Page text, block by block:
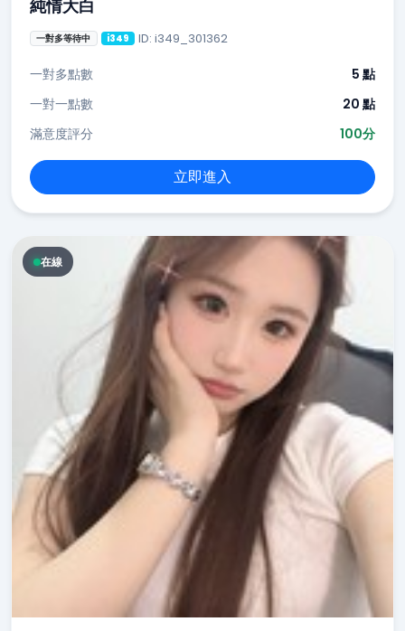
純情大白
一對多等待中 i349 ID: i349_301362
一對多點數
5 點
一對一點數
20 點
滿意度評分
100分
立即進入
在線